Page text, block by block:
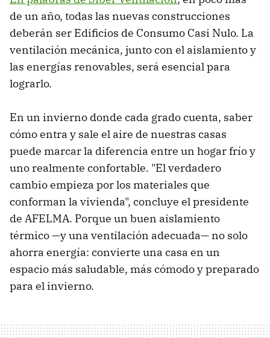
de un año, todas las nuevas construcciones
deberán ser Edificios de Consumo Casi Nulo. La
ventilación mecánica, junto con el aislamiento y
las energías renovables, será esencial para
lograrlo.
En un invierno donde cada grado cuenta, saber
cómo entra y sale el aire de nuestras casas
puede marcar la diferencia entre un hogar frío y
uno realmente confortable. "El verdadero
cambio empieza por los materiales que
conforman la vivienda", concluye el presidente
de AFELMA. Porque un buen aislamiento
térmico —y una ventilación adecuada— no solo
ahorra energía: convierte una casa en un
espacio más saludable, más cómodo y preparado
para el invierno.